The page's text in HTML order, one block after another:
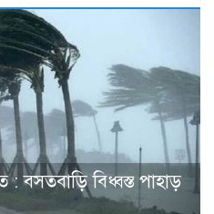
: বসতবাড়ি বিধ্বস্ত পাহাড়